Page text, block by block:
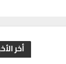
أخر